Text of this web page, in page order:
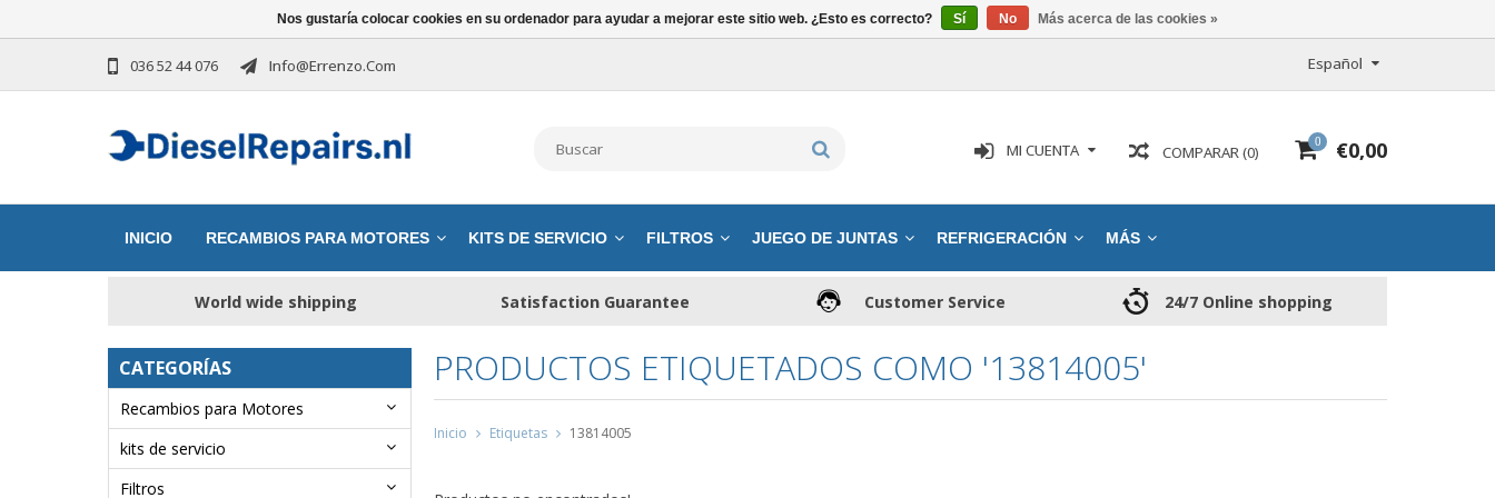
036 52 44 076 Info@errenzo.com Español
0 €0,00
COMPARAR (0)
MI CUENTA
INICIO RECAMBIOS PARA MOTORES KITS DE SERVICIO FILTROS JUEGO DE JUNTAS REFRIGERACIÓN MÁS
World wide shipping Satisfaction Guarantee Customer Service 24/7 Online shopping
CATEGORÍAS
Recambios para Motores
kits de servicio
Filtros
PRODUCTOS ETIQUETADOS COMO '13814005'
Inicio Etiquetas 13814005
Nos gustaría colocar cookies en su ordenador para ayudar a mejorar este sitio web. ¿Esto es correcto? Sí No Más acerca de las cookies »